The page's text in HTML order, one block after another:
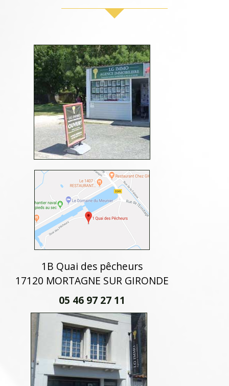
1B Quai des pêcheurs
17120 MORTAGNE SUR GIRONDE
05 46 97 27 11